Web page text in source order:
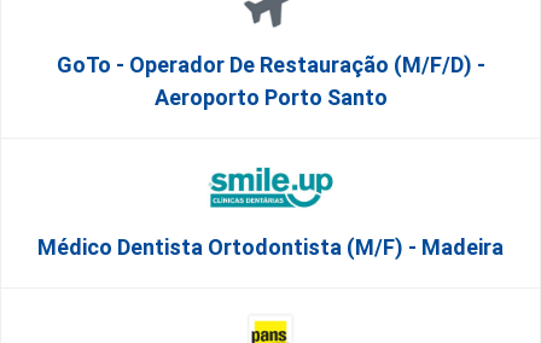
GoTo - Operador De Restauração (m/f/d) -
Aeroporto Porto Santo
Médico Dentista Ortodontista (M/F) - Madeira